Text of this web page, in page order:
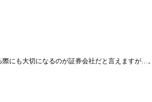
際にも大切になるのが証券会社だと言えますが…